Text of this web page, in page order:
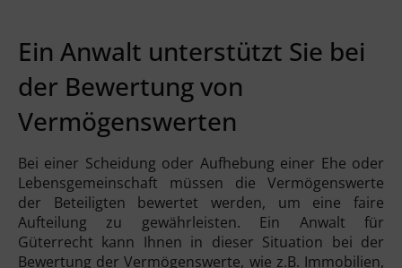
Ein Anwalt unterstützt Sie bei
der Bewertung von
Vermögenswerten
Bei einer Scheidung oder Aufhebung einer Ehe oder
Lebensgemeinschaft müssen die Vermögenswerte
der Beteiligten bewertet werden, um eine faire
Aufteilung zu gewährleisten. Ein Anwalt für
Güterrecht kann Ihnen in dieser Situation bei der
Bewertung der Vermögenswerte, wie z.B. Immobilien,